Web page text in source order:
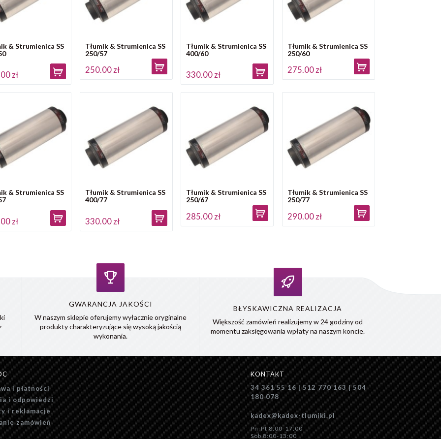
& Strumienica SS
zł
Tłumik & Strumienica SS
250/57
250.00 zł
Tłumik & Strumienica SS
400/60
330.00 zł
Tłumik & Strumienica SS
250/60
275.00 zł
& Strumienica SS
zł
Tłumik & Strumienica SS
400/77
330.00 zł
Tłumik & Strumienica SS
250/67
285.00 zł
Tłumik & Strumienica SS
250/77
290.00 zł
GWARANCJA JAKOŚCI
W naszym sklepie oferujemy wyłacznie oryginalne
produkty charakteryzujące się wysoką jakością
wykonania.
BŁYSKAWICZNA REALIZACJA
Większość zamówień realizujemy w 24 godziny od
momentu zaksięgowania wpłaty na naszym koncie.
i płatności
i odpowiedzi
i reklamacje
zamówień
KONTAKT
34 361 55 16 | 512 770 163 | 504
180 078
kadex@kadex-tlumiki.pl
Pn-Pt 8:00-17:00
Sob 8:00-13:00